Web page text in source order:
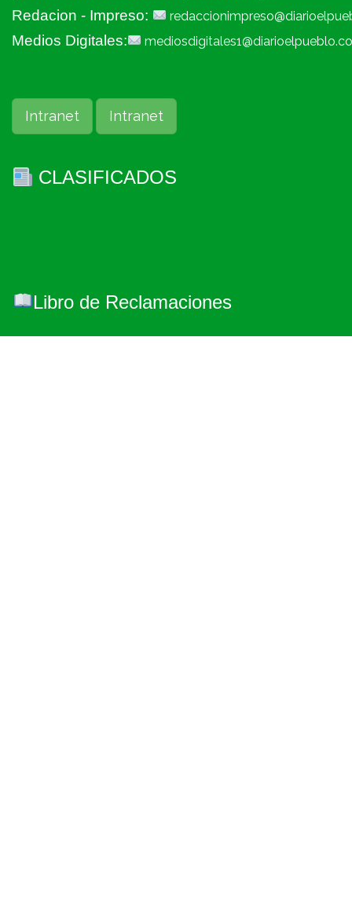
Redacion - Impreso:
Medios Digitales:
Intranet Intranet
CLASIFICADOS
Libro de Reclamaciones